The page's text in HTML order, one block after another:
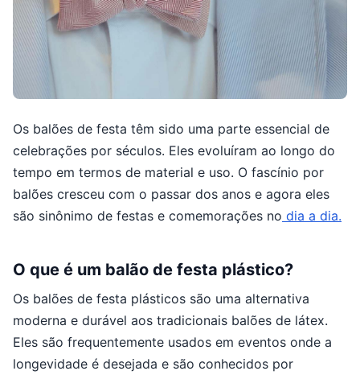
Os balões de festa têm sido uma parte essencial de
celebrações por séculos. Eles evoluíram ao longo do
tempo em termos de material e uso. O fascínio por
balões cresceu com o passar dos anos e agora eles
são sinônimo de festas e comemorações no dia a dia.
O que é um balão de festa plástico?
Os balões de festa plásticos são uma alternativa
moderna e durável aos tradicionais balões de látex.
Eles são frequentemente usados em eventos onde a
longevidade é desejada e são conhecidos por